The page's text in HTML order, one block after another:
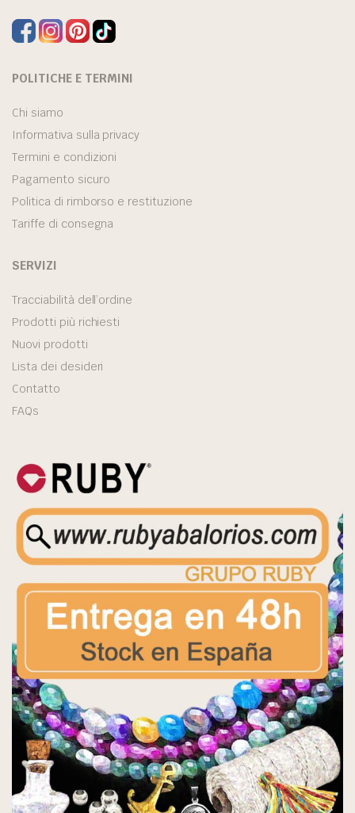
POLITICHE E TERMINI
Chi siamo
Informativa sulla privacy
Termini e condizioni
Pagamento sicuro
Politica di rimborso e restituzione
Tariffe di consegna
SERVIZI
Tracciabilità dell’ordine
Prodotti più richiesti
Nuovi prodotti
Lista dei desideri
Contatto
FAQs